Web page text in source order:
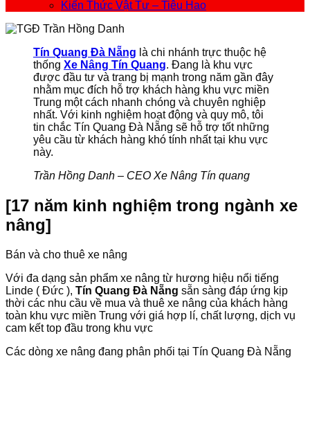
Kiến Thức Vật Tư – Tiêu Hao
Tín Quang Đà Nẵng là chi nhánh trực thuộc hệ
thống Xe Nâng Tín Quang. Đang là khu vực
được đầu tư và trang bị mạnh trong năm gần đây
nhằm mục đích hỗ trợ khách hàng khu vực miền
Trung một cách nhanh chóng và chuyên nghiệp
nhất. Với kinh nghiệm hoạt động và quy mô, tôi
tin chắc Tín Quang Đà Nẵng sẽ hỗ trợ tốt những
yêu cầu từ khách hàng khó tính nhất tại khu vực
này.
Trần Hồng Danh – CEO Xe Nâng Tín quang
[17 năm kinh nghiệm trong ngành xe
nâng]
Bán và cho thuê xe nâng
Với đa dạng sản phẩm xe nâng từ hương hiệu nổi tiếng
Linde ( Đức ), Tín Quang Đà Nẵng sẵn sàng đáp ứng kịp
thời các nhu cầu về mua và thuê xe nâng của khách hàng
toàn khu vực miền Trung với giá hợp lí, chất lượng, dịch vụ
cam kết top đầu trong khu vực
Các dòng xe nâng đang phân phối tại Tín Quang Đà Nẵng